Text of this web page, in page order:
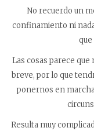
No recuerdo un
confinamiento ni
Las cosas parece
breve, por lo que
ponernos en
Resulta muy